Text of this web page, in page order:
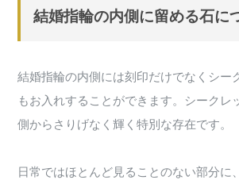
結婚指輪の内側に留める石に
結婚指輪の内側には刻印だけでなくシー
もお入れすることができます。シークレ
側からさりげなく輝く特別な存在です。
日常ではほとんど見ることのない部分に